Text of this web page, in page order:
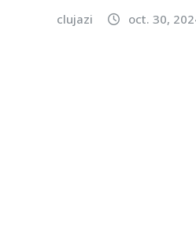
clujazi oct. 30,